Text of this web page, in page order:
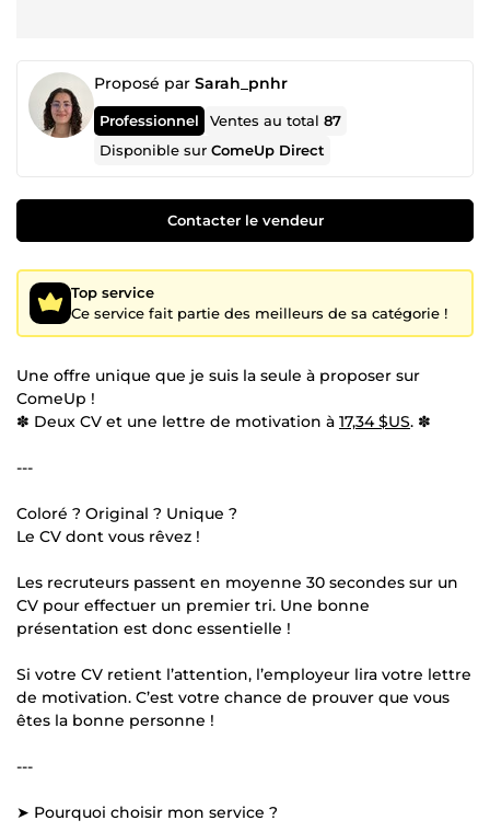
Proposé par Sarah_pnhr
Professionnel Ventes au total87
Disponible surComeUp Direct
Contacter le vendeur
Top service
Ce service fait partie des meilleurs de sa catégorie !
Une offre unique que je suis la seule à proposer sur
ComeUp !
✽ Deux CV et une lettre de motivation à 17,34 $US. ✽
---
Coloré ? Original ? Unique ?
Le CV dont vous rêvez !
Les recruteurs passent en moyenne 30 secondes sur un
CV pour effectuer un premier tri. Une bonne
présentation est donc essentielle !
Si votre CV retient l’attention, l’employeur lira votre lettre
de motivation. C’est votre chance de prouver que vous
êtes la bonne personne !
---
➤ Pourquoi choisir mon service ?